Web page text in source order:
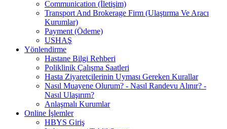
Communication (İletişim)
Transport And Brokerage Firm (Ulaştırma Ve Aracı
Kurumlar)
Payment (Ödeme)
USHAŞ
Yönlendirme
Hastane Bilgi Rehberi
Poliklinik Çalışma Saatleri
Hasta Ziyaretçilerinin Uyması Gereken Kurallar
Nasıl Muayene Olurum? - Nasıl Randevu Alınır? -
Nasıl Ulaşırım?
Anlaşmalı Kurumlar
Online İşlemler
HBYS Giriş